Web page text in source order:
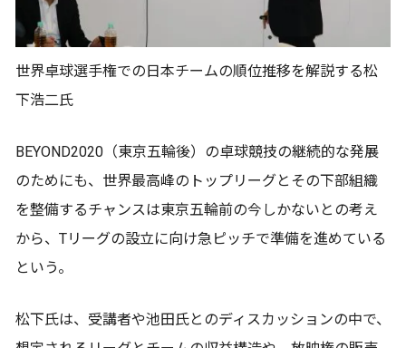
世界卓球選手権での日本チームの順位推移を解説する松
下浩二氏
BEYOND2020（東京五輪後）の卓球競技の継続的な発展
のためにも、世界最高峰のトップリーグとその下部組織
を整備するチャンスは東京五輪前の今しかないとの考え
から、Tリーグの設立に向け急ピッチで準備を進めている
という。
松下氏は、受講者や池田氏とのディスカッションの中で、